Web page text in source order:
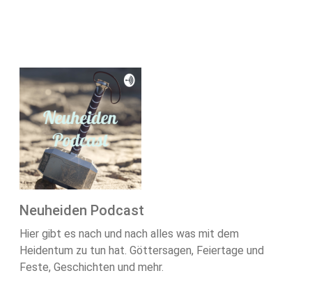
Neuheiden Podcast
Hier gibt es nach und nach alles was mit dem
Heidentum zu tun hat. Göttersagen, Feiertage und
Feste, Geschichten und mehr.